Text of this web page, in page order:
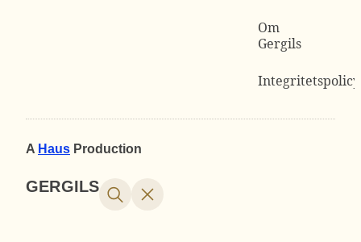
Om
Gergils
Integritetspolicy
A Haus Production
GERGILS